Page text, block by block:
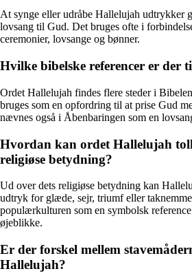
At synge eller udråbe Hallelujah udtrykker
lovsang til Gud. Det bruges ofte i
ceremonier, lovsange og bønner.
Hvilke bibelske referencer er der
Ordet Hallelujah findes flere steder i
bruges som en opfordring til at prise Gud
nævnes også i Åbenbaringen som en
Hvordan kan ordet Hallelujah
religiøse betydning?
Ud over dets religiøse betydning kan
udtryk for glæde, sejr, triumf eller
populærkulturen som en symbolsk
øjeblikke.
Er der forskel mellem
Hallelujah?